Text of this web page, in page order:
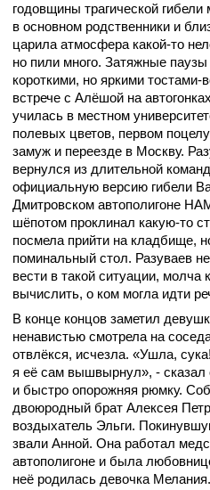
годовщины трагической
в основном родственники и
царила атмосфера какой-то
но пили много. Затяжные
короткими, но яркими
встрече с Алёшой на
училась в местном
полевых цветов, первом
замуж и переезде в Москву.
вернулся из длительной
официальную версию гибели
Дмитровском автополигоне
шёпотом проклинал какую-то
посмела прийти на кладбище,
поминальный стол. Разуваев
вести в такой ситуации, молча
вычислить, о ком могла идти
В конце концов заметил
ненавистью смотрела на
отвлёкся, исчезла. «Ушла,
я её сам вышвырнул», - сказал
и быстро опорожняя рюмку.
двоюродный брат Алексея
воздыхатель Эльги.
звали Анной. Она работал
автополигоне и была
неё родилась девочка Мелания.